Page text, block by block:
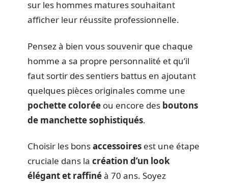
sur les hommes matures souhaitant
afficher leur réussite professionnelle.
Pensez à bien vous souvenir que chaque
homme a sa propre personnalité et qu’il
faut sortir des sentiers battus en ajoutant
quelques pièces originales comme une
pochette colorée ou encore des boutons
de manchette sophistiqués.
Choisir les bonsaccessoires est une étape
cruciale dans la création d’un look
élégant et raffinéà 70 ans. Soyez